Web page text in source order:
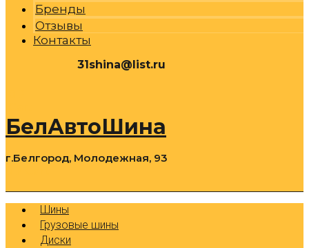
Бренды
Отзывы
Контакты
31shina@list.ru
БелАвтоШина
г.Белгород, Молодежная, 93
Шины
Грузовые шины
Диски